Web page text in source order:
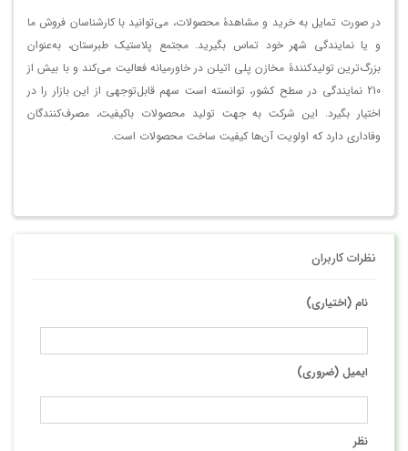
در صورت تمایل به خرید و مشاهدۀ محصولات، می‌توانید با کارشناسان فروش ما
و یا نمایندگی شهر خود تماس بگیرید. مجتمع پلاستیک طبرستان، به‌عنوان
بزرگ‌ترین تولیدکنندۀ مخازن پلی اتیلن در خاورمیانه فعالیت می‌کند و با بیش از
210 نمایندگی در سطح کشور، توانسته است سهم قابل‌توجهی از این بازار را در
اختیار بگیرد. این شرکت به جهت تولید محصولات باکیفیت، مصرف‌کنندگان
وفاداری دارد که اولویت آن‌ها کیفیت ساخت محصولات است.
نظرات کاربران
نام (اختیاری)
ایمیل (ضروری)
نظر